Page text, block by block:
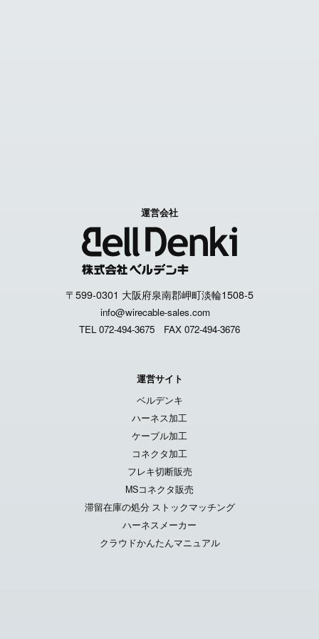
運営会社
〒599-0301 大阪府泉南郡岬町淡輪1508-5
info@wirecable-sales.com
TEL 072-494-3675 FAX 072-494-3676
運営サイト
ベルデンキ
ハーネス加工
ケーブル加工
コネクタ加工
フレキ切断販売
MSコネクタ販売
滞留在庫の処分 ストックマッチング
ハーネスメーカー
クラウドかんたんマニュアル